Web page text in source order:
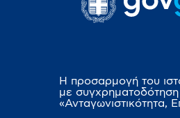
Η προσαρμογή του
με
«Ανταγωνιστικότητα,